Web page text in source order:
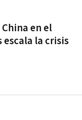
en el
la crisis